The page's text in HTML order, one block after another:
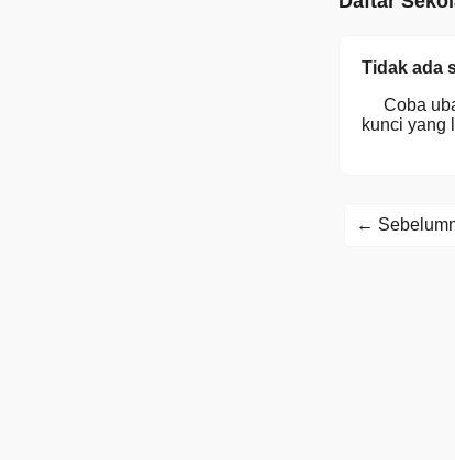
Tidak ada
Coba
kunci yang
←